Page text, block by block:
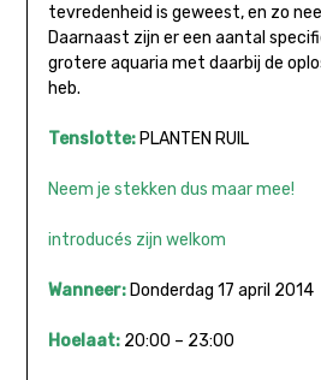
tevredenheid is geweest, en zo
Daarnaast zijn er een aantal
grotere aquaria met daarbij de
heb.
Tenslotte: PLANTEN RUIL
Neem je stekken dus maar mee!
introducés zijn welkom
Wanneer:Donderdag 17 april 2014
Hoelaat: 20:00 – 23:00